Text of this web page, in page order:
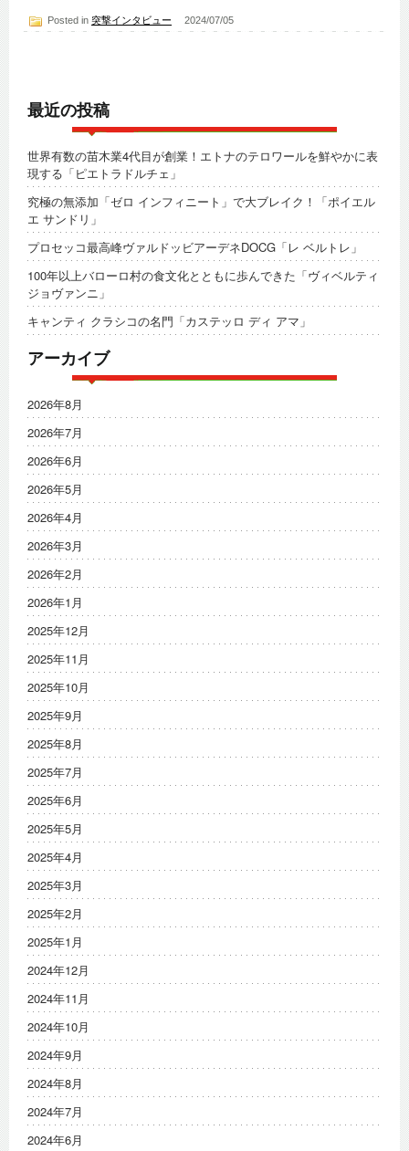
Posted in 突撃インタビュー 2024/07/05
最近の投稿
世界有数の苗木業4代目が創業！エトナのテロワールを鮮やかに表
現する「ピエトラドルチェ」
究極の無添加「ゼロ インフィニート」で大ブレイク！「ポイエル
エ サンドリ」
プロセッコ最高峰ヴァルドッビアーデネDOCG「レ ベルトレ」
100年以上バローロ村の食文化とともに歩んできた「ヴィベルティ
ジョヴァンニ」
キャンティ クラシコの名門「カステッロ ディ アマ」
アーカイブ
2026年8月
2026年7月
2026年6月
2026年5月
2026年4月
2026年3月
2026年2月
2026年1月
2025年12月
2025年11月
2025年10月
2025年9月
2025年8月
2025年7月
2025年6月
2025年5月
2025年4月
2025年3月
2025年2月
2025年1月
2024年12月
2024年11月
2024年10月
2024年9月
2024年8月
2024年7月
2024年6月